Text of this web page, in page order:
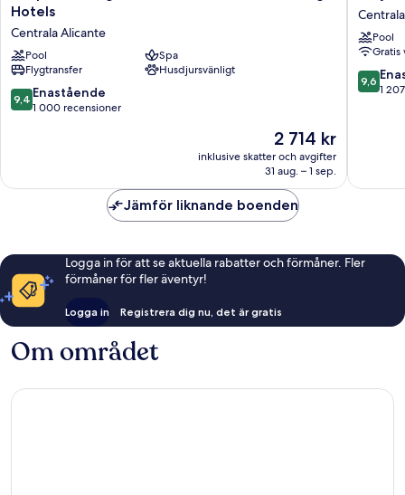
Amérigo,
a
Member
of
Design
Hotels
Hotels
Centrala Alicante
Pool
Spa
Flygtransfer
Husdjursvänligt
9.4
av
9,4 Enastående
1 000 recensioner
Priset
är
2 714 kr
2 714 kr
inklusive skatter och avgifter
31 aug. – 1 sep.
Rooms
Centrala
Alicante
Pool
9.6
av
9,6
1
Jämför liknande boenden
Logga in för att se aktuella rabatter och förmåner. Fler
förmåner för fler äventyr!
Logga in Registrera dig nu, det är gratis
Om området